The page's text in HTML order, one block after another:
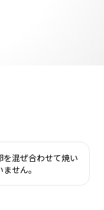
混ぜ合わせて焼い
せん。